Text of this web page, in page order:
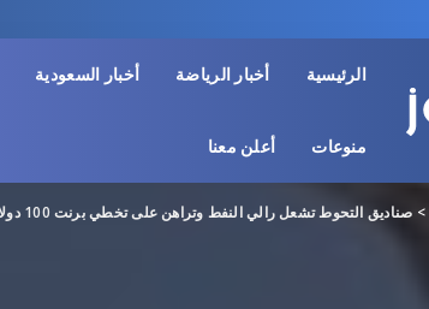
الرئيسية أخبار الرياضة أخبار السعودية
منوعات أعلن معنا
> صناديق التحوط تشعل رالي النفط وتراهن على تخطي برنت 100 دولار